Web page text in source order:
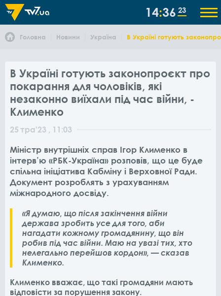
14 36 23
Головна Новини Україна В Україні готують
В Україні готують законопроєкт про
покарання для чоловіків, які
незаконно виїхали під час війни, -
Клименко
25 тра'23 , 11:03
Міністр внутрішніх справ Ігор Клименко в
інтерв’ю «РБК-Україна» розповів, що це буде
спільна ініціатива Кабміну і Верховної Ради.
Документ розроблять з урахуванням
міжнародного досвіду.
«Я думаю, що після закінчення війни
держава зробить усе для того, аби
нагадати кожному громадянину, що він
робив під час війни. Маю на увазі тих, хто
нелегально перейшов кордон», — сказав
Клименко.
Клименко вважає, що такі громадяни мають
відповісти за порушення закону.